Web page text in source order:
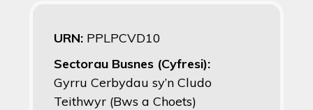
URN: PPLPCVD10
Sectorau Busnes (Cyfresi):
Gyrru Cerbydau sy’n Cludo
Teithwyr (Bws a Choets)